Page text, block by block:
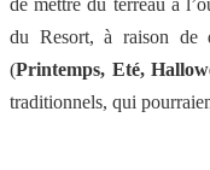
de mettre du terreau à
du Resort, à raison de
(Printemps, Eté,
traditionnels, qui